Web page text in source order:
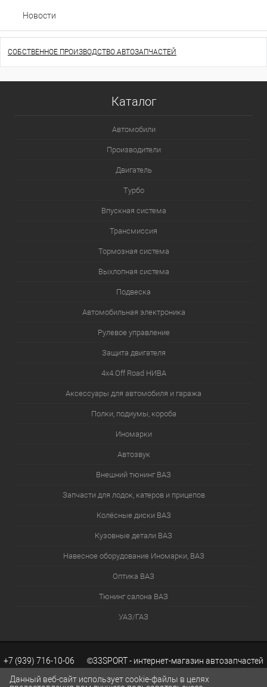
Новости
СОБСТВЕННОЕ ПРОИЗВОДСТВО АВТОЗАПЧАСТЕЙ
Каталог
Автомобили
Производители
Двигатель
Турбо
Впускная система
Трансмиссия
Тормозная система
Выхлопная система
Подвеска
Автомобильная электроника
Рулевое управление
Защита двигателя
4х4.Off Road НИВА
Аксессуары для автомобиля и гаража
Полки, подиумы, короба
Иномарки
Автозвук
Внешний тюнинг ВАЗ
Запчасти для лодок, катеров и прицепов
Колёсные диски ВАЗ
Кузовные детали ВАЗ
Навесное оборудование Иномарки, ВАЗ
Оптика ВАЗ
Тюнинг салона ВАЗ
УАЗ/ГАЗ
+7 (939) 716-10-06 ©33SPORT - интернет-магазин автозапчастей
Данный веб-сайт использует cookie-файлы в целях